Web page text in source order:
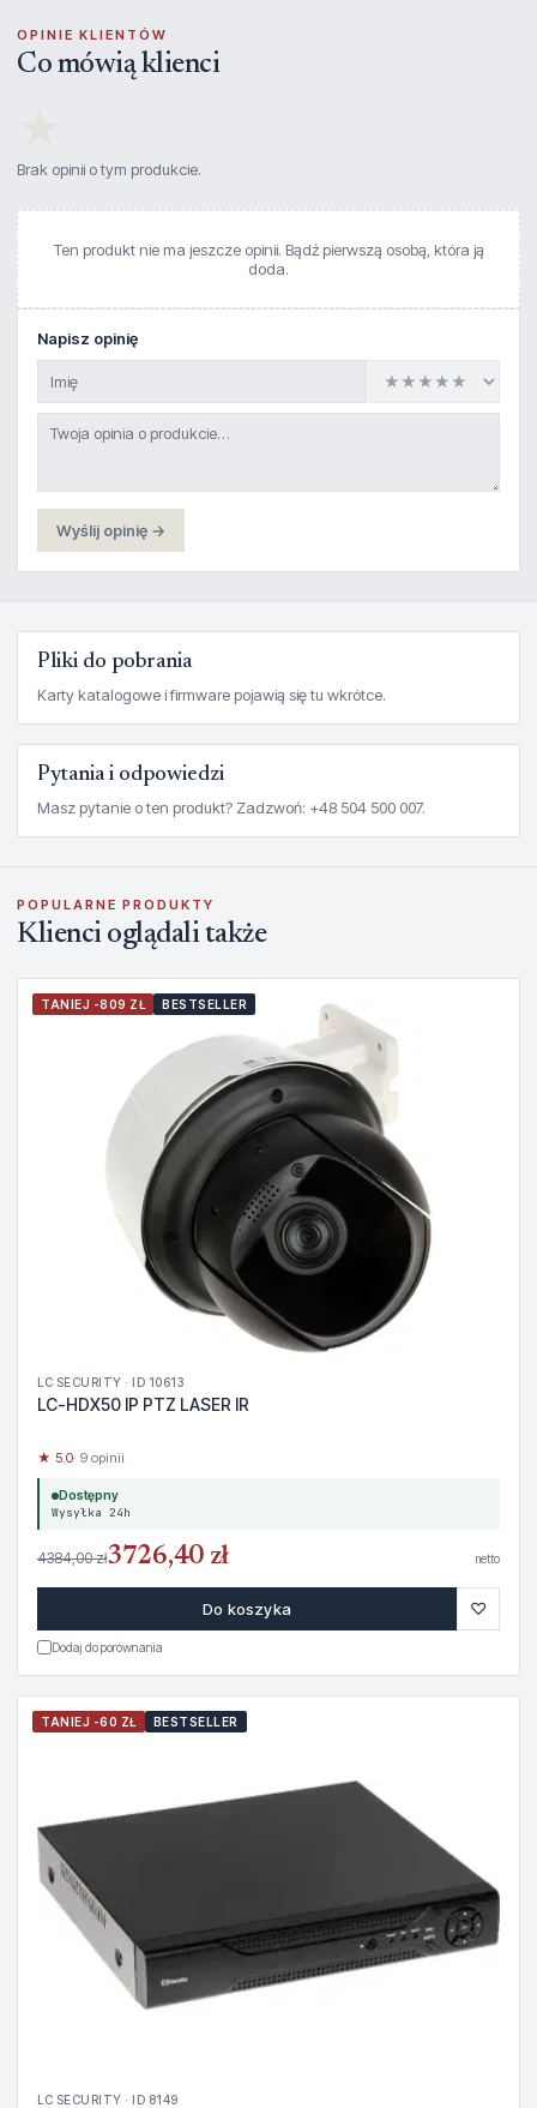
OPINIE KLIENTÓW
Co mówią klienci
Brak opinii o tym produkcie.
Ten produkt nie ma jeszcze opinii. Bądź pierwszą osobą, która ją
doda.
Napisz opinię
Wyślij opinię →
Pliki do pobrania
Karty katalogowe i firmware pojawią się tu wkrótce.
Pytania i odpowiedzi
Masz pytanie o ten produkt? Zadzwoń: +48 504 500 007.
POPULARNE PRODUKTY
Klienci oglądali także
TANIEJ -809 ZŁ BESTSELLER
LC SECURITY · ID 10613
LC-HDX50 IP PTZ LASER IR
★ 5.0· 9 opinii
Dostępny
Wysyłka 24h
4384,00 zł3726,40 zł netto
Do koszyka ♡
Dodaj do porównania
TANIEJ -60 ZŁ BESTSELLER
LC SECURITY · ID 8149